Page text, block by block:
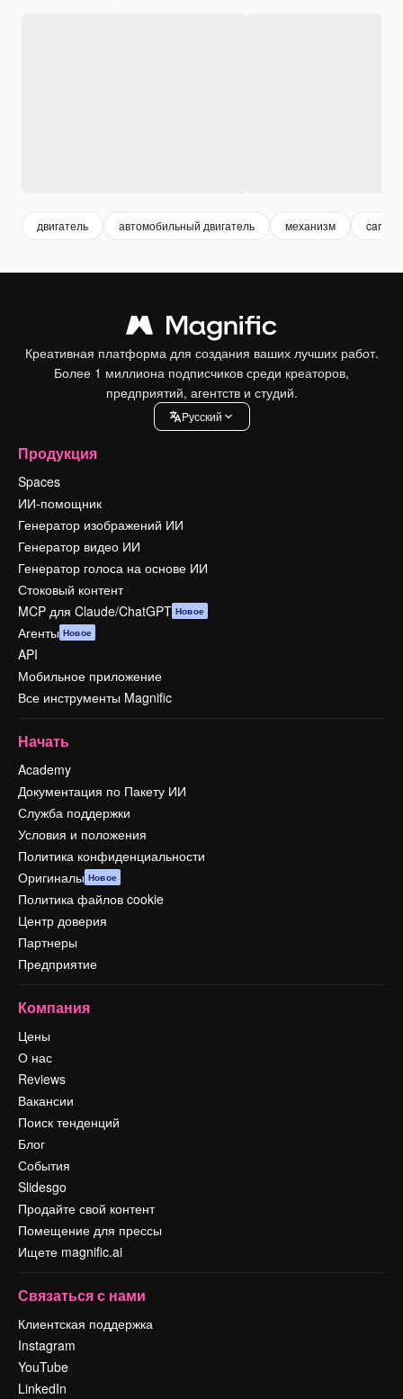
двигатель автомобильный двигатель механизм car
Креативная платформа для создания ваших лучших работ.
Более 1 миллиона подписчиков среди креаторов,
предприятий, агентств и студий.
Pусский
Продукция
Spaces
ИИ-помощник
Генератор изображений ИИ
Генератор видео ИИ
Генератор голоса на основе ИИ
Стоковый контент
MCP для Claude/ChatGPT Новое
Агенты Новое
API
Мобильное приложение
Все инструменты Magnific
Начать
Academy
Документация по Пакету ИИ
Служба поддержки
Условия и положения
Политика конфиденциальности
Оригиналы Новое
Политика файлов cookie
Центр доверия
Партнеры
Предприятие
Компания
Цены
О нас
Reviews
Вакансии
Поиск тенденций
Блог
События
Slidesgo
Продайте свой контент
Помещение для прессы
Ищете magnific.ai
Связаться с нами
Клиентская поддержка
Instagram
YouTube
LinkedIn